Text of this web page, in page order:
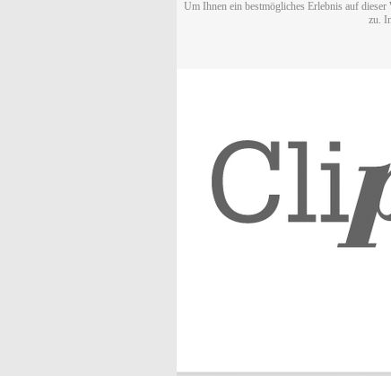
Um Ihnen ein bestmögliches Erlebnis auf
zu.